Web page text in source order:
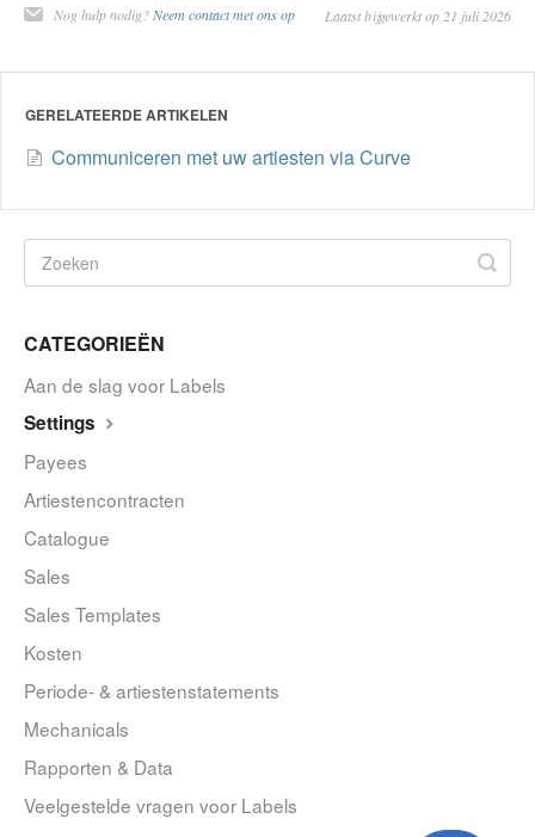
Nog hulp nodig?Neem contact met ons op Laatst bijgewerkt op 21 juli 2026
GERELATEERDE ARTIKELEN
Communiceren met uw artiesten via Curve
CATEGORIEËN
Aan de slag voor Labels
Settings
Payees
Artiestencontracten
Catalogue
Sales
Sales Templates
Kosten
Periode- & artiestenstatements
Mechanicals
Rapporten & Data
Veelgestelde vragen voor Labels